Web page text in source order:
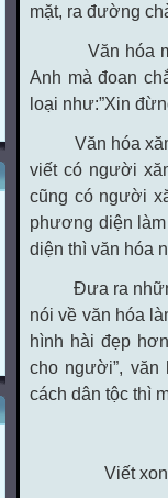
mặt, ra đường
Văn hóa mặc
Anh mà đoan
loại như:”Xin
Văn hóa xăm
viết có người
cũng có người
phương diện
diện thì văn hóa
Đưa ra những
nói về văn hóa
hình hài đẹp
cho người”,
cách dân tộc thì
Viết xong